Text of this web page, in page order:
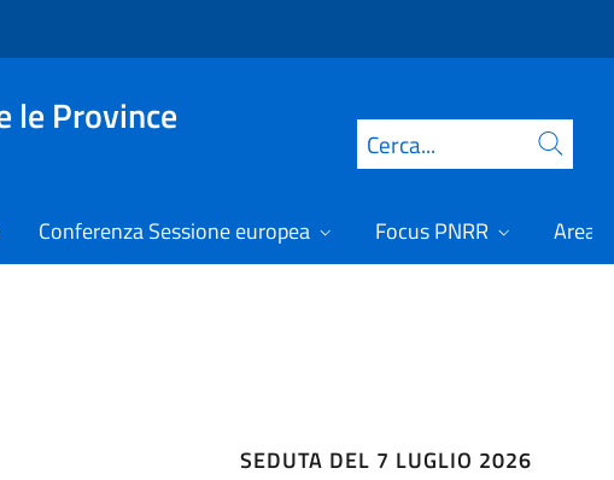
le Province
Cerca
Conferenza Sessione europea Focus PNRR Area
SEDUTA DEL 7 LUGLIO 2026